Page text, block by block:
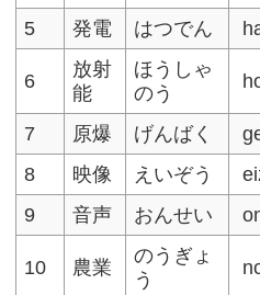
5
発電 はつでん
6
放射
能
ほうしゃ
のう
7 原爆 げんばく
8
映像 えいぞう
9
音声 おんせい
10 農業
のうぎょ
う